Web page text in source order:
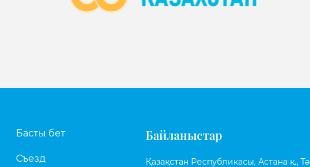
Басты бет
Съезд
Байланыстар
Қазақстан Республикасы, Астана қ.,